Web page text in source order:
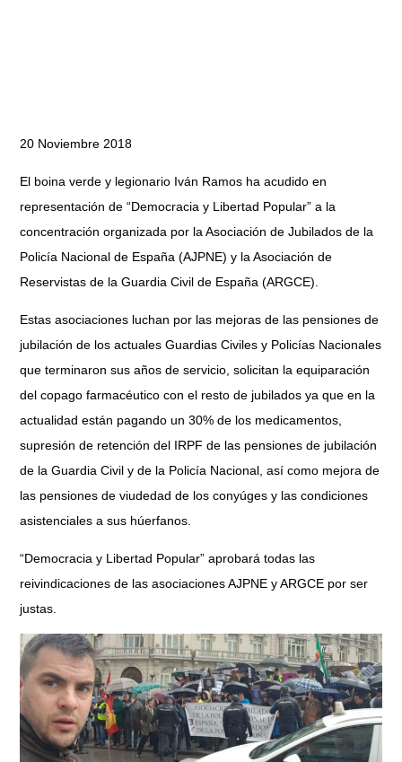
20 Noviembre 2018
El boina verde y legionario Iván Ramos ha acudido en
representación de “Democracia y Libertad Popular” a la
concentración organizada por la Asociación de Jubilados de la
Policía Nacional de España (AJPNE) y la Asociación de
Reservistas de la Guardia Civil de España (ARGCE).
Estas asociaciones luchan por las mejoras de las pensiones de
jubilación de los actuales Guardias Civiles y Policías Nacionales
que terminaron sus años de servicio, solicitan la equiparación
del copago farmacéutico con el resto de jubilados ya que en la
actualidad están pagando un 30% de los medicamentos,
supresión de retención del IRPF de las pensiones de jubilación
de la Guardia Civil y de la Policía Nacional, así como mejora de
las pensiones de viudedad de los conyúges y las condiciones
asistenciales a sus húerfanos.
“Democracia y Libertad Popular” aprobará todas las
reivindicaciones de las asociaciones AJPNE y ARGCE por ser
justas.